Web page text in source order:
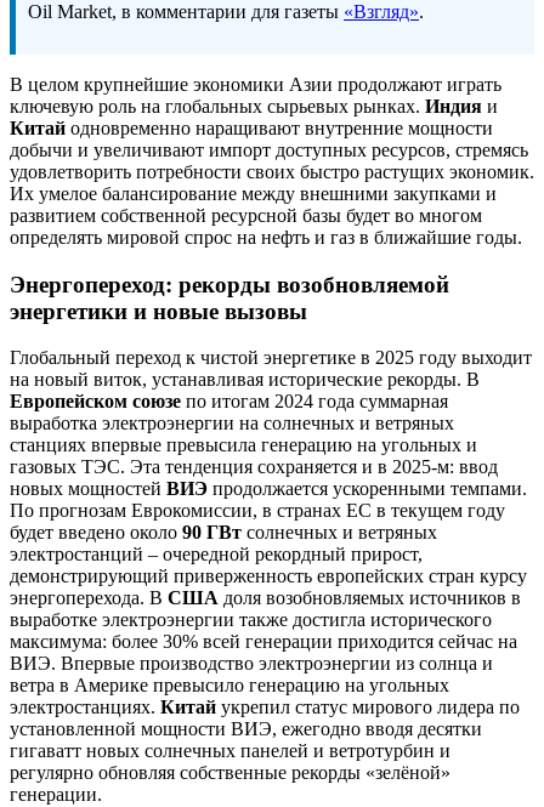
Oil Market, в комментарии для газеты «Взгляд».
В целом крупнейшие экономики Азии продолжают играть
ключевую роль на глобальных сырьевых рынках. Индия и
Китай одновременно наращивают внутренние мощности
добычи и увеличивают импорт доступных ресурсов, стремясь
удовлетворить потребности своих быстро растущих экономик.
Их умелое балансирование между внешними закупками и
развитием собственной ресурсной базы будет во многом
определять мировой спрос на нефть и газ в ближайшие годы.
Энергопереход: рекорды возобновляемой
энергетики и новые вызовы
Глобальный переход к чистой энергетике в 2025 году выходит
на новый виток, устанавливая исторические рекорды. В
Европейском союзе по итогам 2024 года суммарная
выработка электроэнергии на солнечных и ветряных
станциях впервые превысила генерацию на угольных и
газовых ТЭС. Эта тенденция сохраняется и в 2025-м: ввод
новых мощностей ВИЭ продолжается ускоренными темпами.
По прогнозам Еврокомиссии, в странах ЕС в текущем году
будет введено около 90 ГВт солнечных и ветряных
электростанций – очередной рекордный прирост,
демонстрирующий приверженность европейских стран курсу
энергоперехода. В США доля возобновляемых источников в
выработке электроэнергии также достигла исторического
максимума: более 30% всей генерации приходится сейчас на
ВИЭ. Впервые производство электроэнергии из солнца и
ветра в Америке превысило генерацию на угольных
электростанциях. Китай укрепил статус мирового лидера по
установленной мощности ВИЭ, ежегодно вводя десятки
гигаватт новых солнечных панелей и ветротурбин и
регулярно обновляя собственные рекорды «зелёной»
генерации.